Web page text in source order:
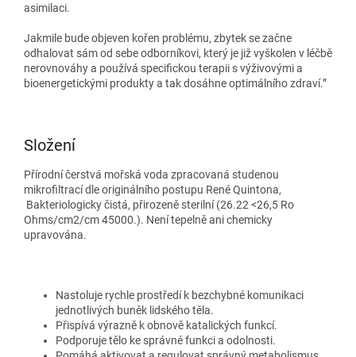
asimilaci.
Jakmile bude objeven kořen problému, zbytek se začne
odhalovat sám od sebe odborníkovi, který je již vyškolen v léčbě
nerovnováhy a používá specifickou terapii s výživovými a
bioenergetickými produkty a tak dosáhne optimálního zdraví.”
Složení
Přírodní čerstvá mořská voda zpracovaná studenou
mikrofiltrací dle originálního postupu René Quintona,
Bakteriologicky čistá, přirozeně sterilní (26.22 <26,5 Ro
Ohms/cm2/cm 45000.). Není tepelně ani chemicky
upravována.
Nastoluje rychle prostředí k bezchybné komunikaci
jednotlivých buněk lidského těla.
Přispívá výrazně k obnově katalických funkcí.
Podporuje tělo ke správné funkci a odolnosti.